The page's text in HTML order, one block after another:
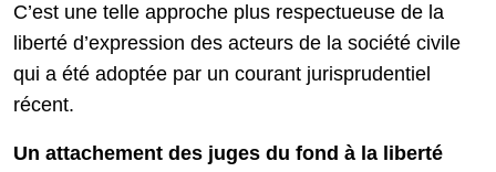
C’est une telle approche plus respectueuse de la
liberté d’expression des acteurs de la société civile
qui a été adoptée par un courant jurisprudentiel
récent.
Un attachement des juges du fond à la liberté